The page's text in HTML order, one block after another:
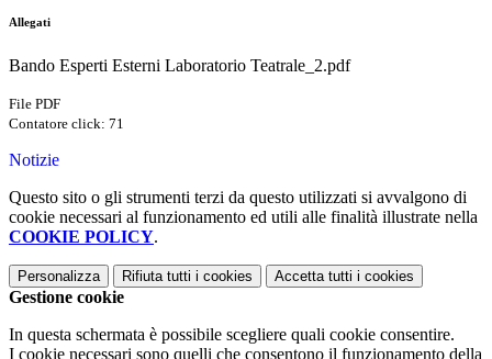
Allegati
Bando Esperti Esterni Laboratorio Teatrale_2.pdf
File PDF
Contatore click: 71
Notizie
Questo sito o gli strumenti terzi da questo utilizzati si avvalgono di
cookie necessari al funzionamento ed utili alle finalità illustrate nella
COOKIE POLICY.
Personalizza Rifiuta tutti i cookies Accetta tutti i cookies
Gestione cookie
In questa schermata è possibile scegliere quali cookie consentire.
I cookie necessari sono quelli che consentono il funzionamento della